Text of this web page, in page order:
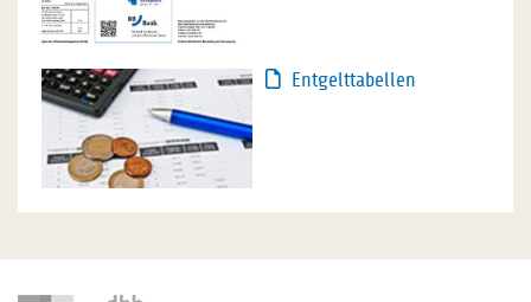
Entgelttabellen